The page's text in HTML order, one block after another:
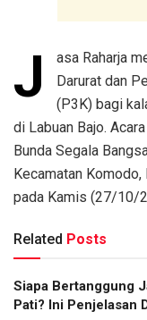
J
asa Raharja
Darurat dan
(P3K) bagi
di Labuan Bajo.
Bunda Segala
Kecamatan Komodo,
pada Kamis (27/10/
Related Posts
Siapa Bertanggung
Pati? Ini Penjelasan